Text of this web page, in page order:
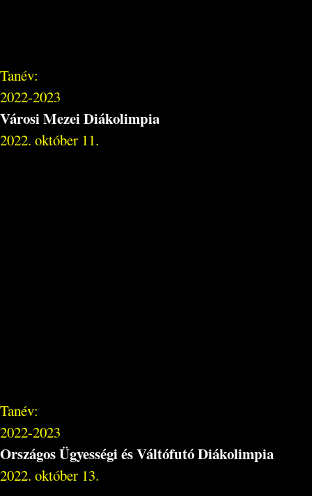
Tanév:
2022-2023
Városi Mezei Diákolimpia
2022. október 11.
Tanév:
2022-2023
Országos Ügyességi és Váltófutó Diákolimpia
2022. október 13.